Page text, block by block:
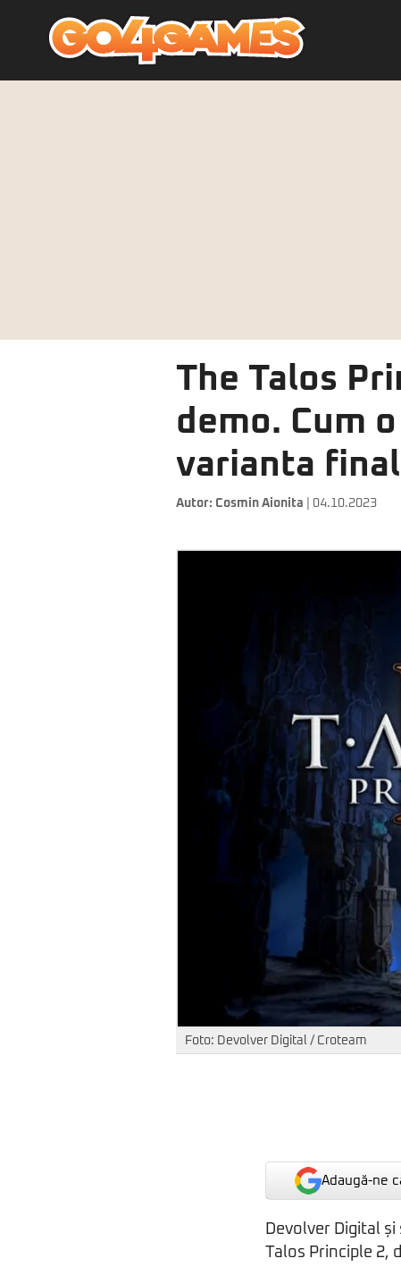
The Talos
demo. Cum
varianta
Autor: Cosmin Aionita | 04.10.2023
Foto: Devolver Digital / Croteam
Adaugă-ne
Devolver Digital
Talos Principle